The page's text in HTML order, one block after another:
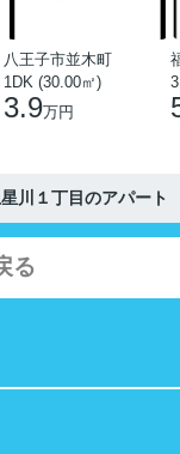
八王子市並木町
1DK (30.00㎡)
3.9万円
川１丁目のアパート
る